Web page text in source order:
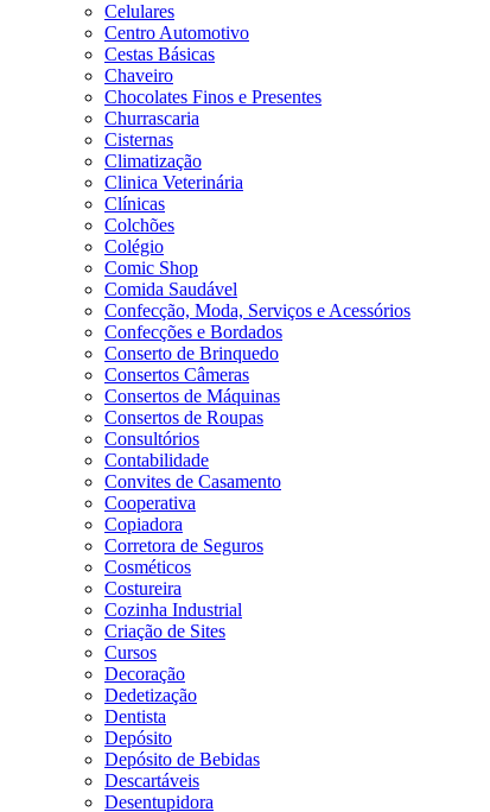
Celulares
Centro Automotivo
Cestas Básicas
Chaveiro
Chocolates Finos e Presentes
Churrascaria
Cisternas
Climatização
Clinica Veterinária
Clínicas
Colchões
Colégio
Comic Shop
Comida Saudável
Confecção, Moda, Serviços e Acessórios
Confecções e Bordados
Conserto de Brinquedo
Consertos Câmeras
Consertos de Máquinas
Consertos de Roupas
Consultórios
Contabilidade
Convites de Casamento
Cooperativa
Copiadora
Corretora de Seguros
Cosméticos
Costureira
Cozinha Industrial
Criação de Sites
Cursos
Decoração
Dedetização
Dentista
Depósito
Depósito de Bebidas
Descartáveis
Desentupidora